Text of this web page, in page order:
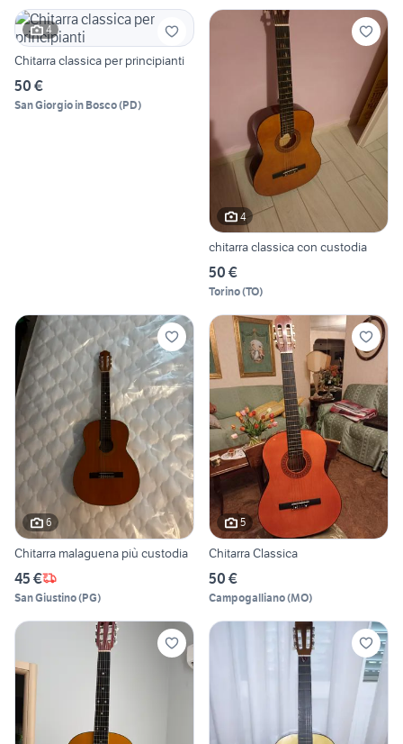
4
Chitarra classica per principianti
50 €
San Giorgio in Bosco(PD)
4
chitarra classica con custodia
50 €
Torino(TO)
6
Chitarra malaguena più custodia
45 €
San Giustino(PG)
5
Chitarra Classica
50 €
Campogalliano(MO)